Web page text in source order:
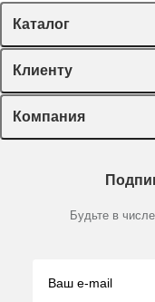
Каталог
Спецпредложения
Оборудование,
Пластик, стекло,
Химические
Производители
Клиенту
Лекторий Диаэм
Доставка и оплата
Мобильное
Компания
Партнеры
Контакты
Будьте в